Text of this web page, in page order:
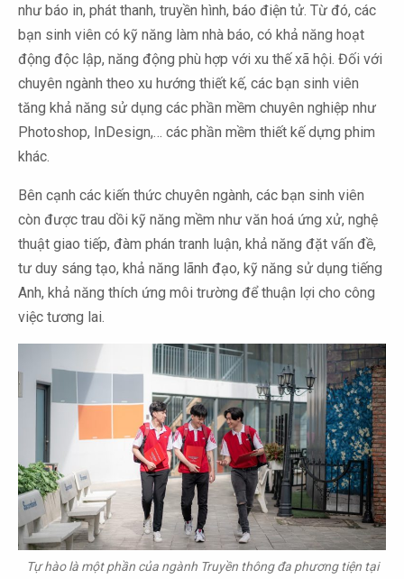
như báo in, phát thanh, truyền hình, báo điện tử. Từ đó, các
bạn sinh viên có kỹ năng làm nhà báo, có khả năng hoạt
động độc lập, năng động phù hợp với xu thế xã hội. Đối với
chuyên ngành theo xu hướng thiết kế, các bạn sinh viên
tăng khả năng sử dụng các phần mềm chuyên nghiệp như
Photoshop, InDesign,… các phần mềm thiết kế dựng phim
khác.
Bên cạnh các kiến thức chuyên ngành, các bạn sinh viên
còn được trau dồi kỹ năng mềm như văn hoá ứng xử, nghệ
thuật giao tiếp, đàm phán tranh luận, khả năng đặt vấn đề,
tư duy sáng tạo, khả năng lãnh đạo, kỹ năng sử dụng tiếng
Anh, khả năng thích ứng môi trường để thuận lợi cho công
việc tương lai.
Tự hào là một phần của ngành Truyền thông đa phương tiện tại